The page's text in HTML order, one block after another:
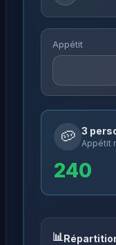
Appétit
🥔 3
Appétit
240